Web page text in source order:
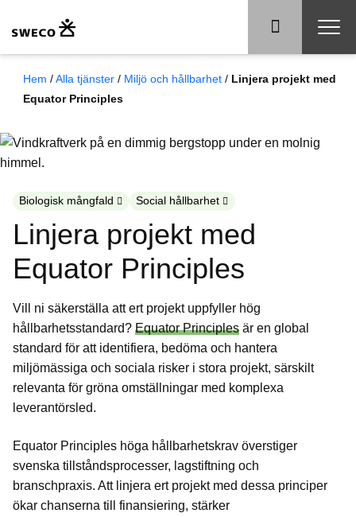
Hem /Alla tjänster / Miljö och hållbarhet / Linjera projekt med
Equator Principles
Linjera projekt med
Equator Principles
Biologisk mångfald Social hållbarhet
Vill ni säkerställa att ert projekt uppfyller hög
hållbarhetsstandard? Equator Principles är en global
standard för att identifiera, bedöma och hantera
miljömässiga och sociala risker i stora projekt, särskilt
relevanta för gröna omställningar med komplexa
leverantörsled.
Equator Principles höga hållbarhetskrav överstiger
svenska tillståndsprocesser, lagstiftning och
branschpraxis. Att linjera ert projekt med dessa principer
ökar chanserna till finansiering, stärker